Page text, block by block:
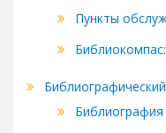
Пункты